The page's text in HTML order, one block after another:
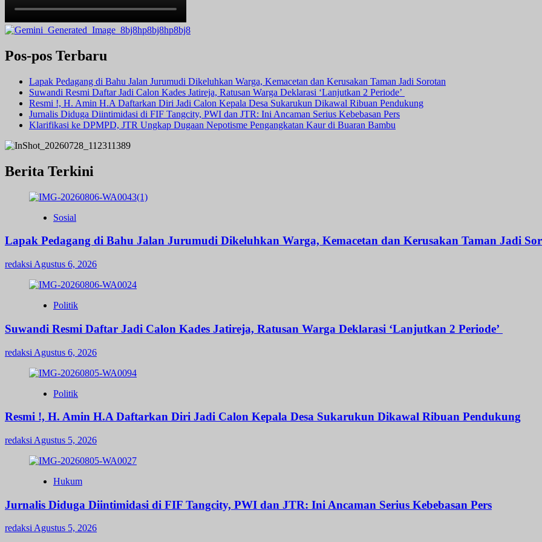
Pos-pos Terbaru
Lapak Pedagang di Bahu Jalan Jurumudi Dikeluhkan Warga, Kemacetan dan Kerusakan Taman Jadi Sorotan
Suwandi Resmi Daftar Jadi Calon Kades Jatireja, Ratusan Warga Deklarasi ‘Lanjutkan 2 Periode’
Resmi !, H. Amin H.A Daftarkan Diri Jadi Calon Kepala Desa Sukarukun Dikawal Ribuan Pendukung
Jurnalis Diduga Diintimidasi di FIF Tangcity, PWI dan JTR: Ini Ancaman Serius Kebebasan Pers
Klarifikasi ke DPMPD, JTR Ungkap Dugaan Nepotisme Pengangkatan Kaur di Buaran Bambu
Berita Terkini
Sosial
Lapak Pedagang di Bahu Jalan Jurumudi Dikeluhkan Warga, Kemacetan dan Kerusakan Taman Jadi
redaksi Agustus 6, 2026
Politik
Suwandi Resmi Daftar Jadi Calon Kades Jatireja, Ratusan Warga Deklarasi ‘Lanjutkan 2 Periode’
redaksi Agustus 6, 2026
Politik
Resmi !, H. Amin H.A Daftarkan Diri Jadi Calon Kepala Desa Sukarukun Dikawal Ribuan Pendukung
redaksi Agustus 5, 2026
Hukum
Jurnalis Diduga Diintimidasi di FIF Tangcity, PWI dan JTR: Ini Ancaman Serius Kebebasan Pers
redaksi Agustus 5, 2026